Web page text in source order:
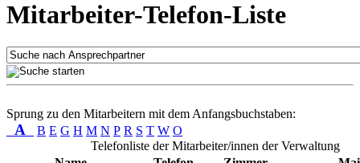
Mitarbeiter-Telefon-Liste
Sprung zu den Mitarbeitern mit dem Anfangsbuchstaben:
A B E G H M N P R S T W O
Telefonliste der Mitarbeiter/innen der Verwaltung